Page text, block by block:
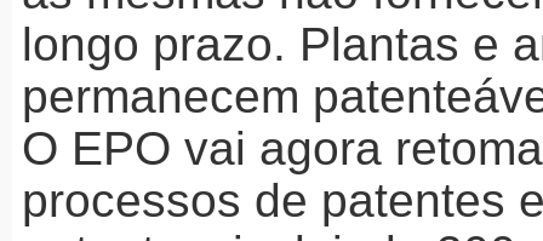
longo prazo. Plantas e
permanecem
O EPO vai agora
processos de patentes